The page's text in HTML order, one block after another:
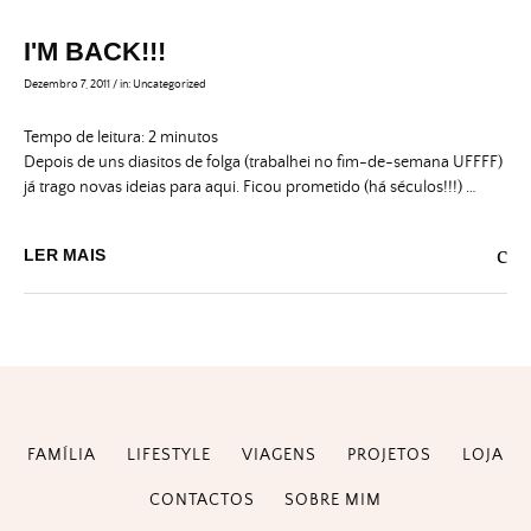
I'M BACK!!!
Dezembro 7, 2011/in: Uncategorized
Tempo de leitura:2 minutos
Depois de uns diasitos de folga (trabalhei no fim-de-semana UFFFF)
já trago novas ideias para aqui. Ficou prometido (há séculos!!!) …
LER MAIS
FAMÍLIA LIFESTYLE VIAGENS PROJETOS LOJA
CONTACTOS SOBRE MIM